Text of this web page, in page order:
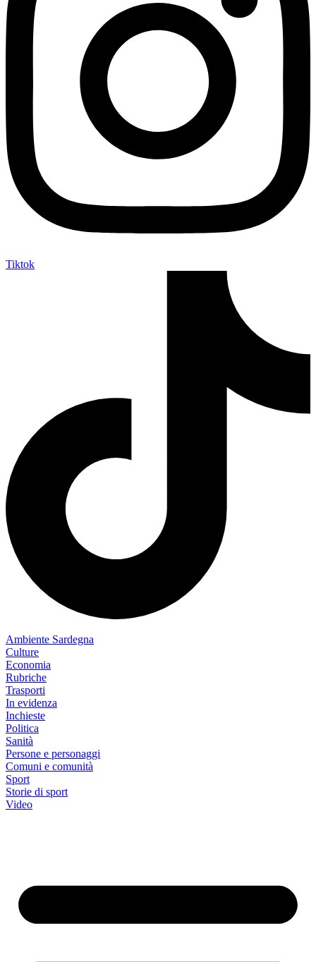
Tiktok
Ambiente Sardegna
Culture
Economia
Rubriche
Trasporti
In evidenza
Inchieste
Politica
Sanità
Persone e personaggi
Comuni e comunità
Sport
Storie di sport
Video